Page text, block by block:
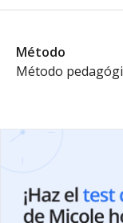
Método
Método